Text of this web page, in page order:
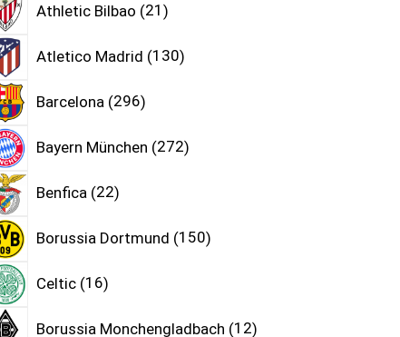
Athletic Bilbao 21
Atletico Madrid 130
Barcelona 296
Bayern München 272
Benfica 22
Borussia Dortmund 150
Celtic 16
Borussia Monchengladbach 12